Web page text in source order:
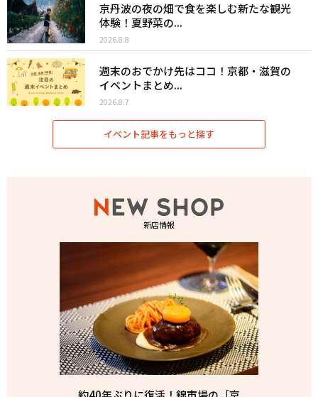
京丹波の夜の畑で食を楽しむ新たな観光
体験！夏野菜の...
2026.8.8
週末のおでかけ先はココ！京都・滋賀の
イベントまとめ...
2026.8.7
イベント記事をもっと探す
新店情報